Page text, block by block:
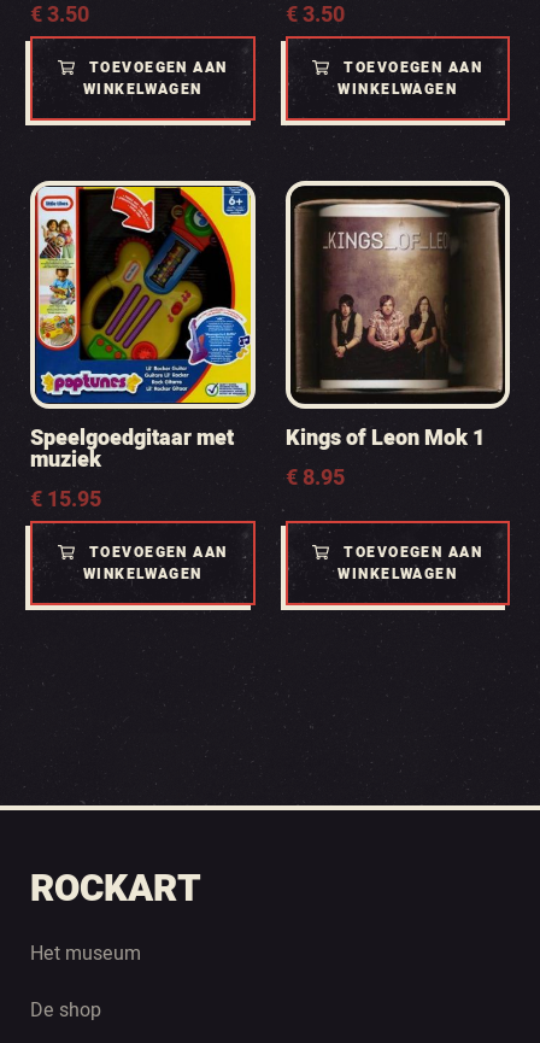
€3.50
TOEVOEGEN AAN
WINKELWAGEN
€3.50
TOEVOEGEN AAN
WINKELWAGEN
Speelgoedgitaar met
muziek
€15.95
TOEVOEGEN AAN
WINKELWAGEN
Kings of Leon Mok 1
€8.95
TOEVOEGEN AAN
WINKELWAGEN
ROCKART
Het museum
De shop